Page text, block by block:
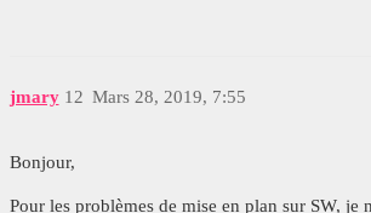
jmary Mars 28, 2019, 7:55
12
Bonjour,
Pour les problèmes de mise en plan sur SW, je